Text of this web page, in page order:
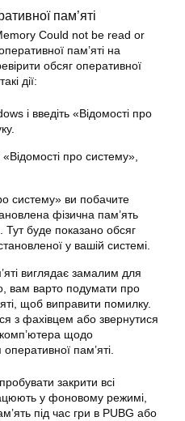
пам’яті
Could not be read or
пам’яті на
обсяг оперативної
дії:
і введіть «Відомості про
про систему»,
систему» ви побачите
фізична пам’ять
Тут буде показано обсяг
у вашій системі.
виглядає замалим для
вам варто подумати про
щоб виправити помилку.
з фахівцем або звернутися
щодо
пам’яті.
закрити всі
у фоновому режимі,
під час гри в PUBG або